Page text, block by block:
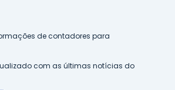
de contadores para
com as últimas notícias do